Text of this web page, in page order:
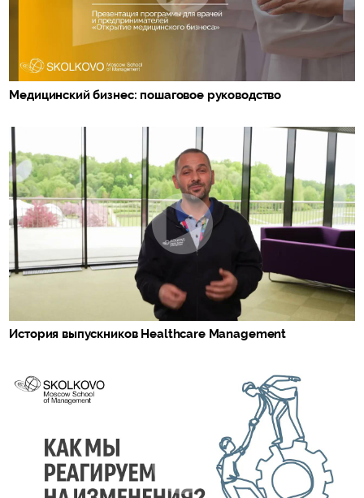
Медицинский бизнес: пошаговое руководство
История выпускников Healthcare Management